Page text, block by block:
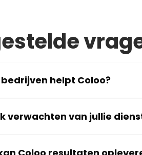
helpt Coloo?
verwachten van jullie